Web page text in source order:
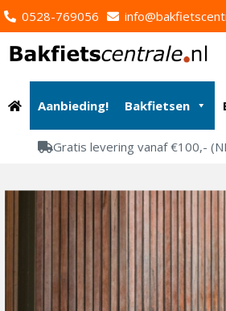
0528-769056
Aanbieding! Bakfietsen
Gratis levering vanaf €100,-